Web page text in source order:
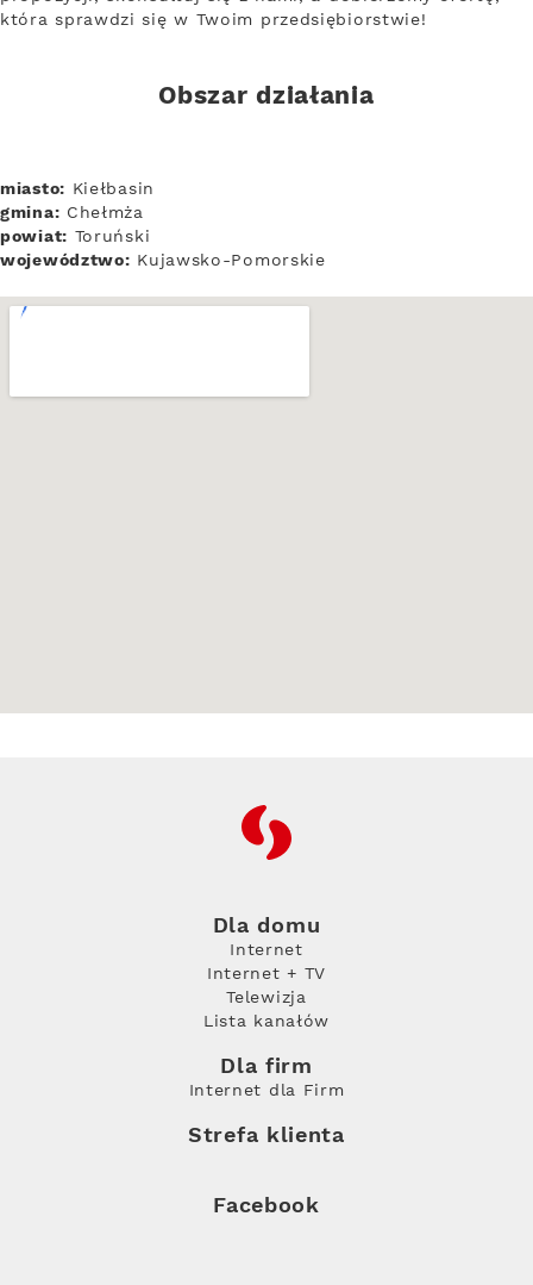
która sprawdzi się w Twoim przedsiębiorstwie!
Obszar działania
miasto: Kiełbasin
gmina: Chełmża
powiat: Toruński
województwo: Kujawsko-Pomorskie
RFC
Dla domu
Internet
Internet + TV
Telewizja
Lista kanałów
Dla firm
Internet dla Firm
Strefa klienta
Facebook